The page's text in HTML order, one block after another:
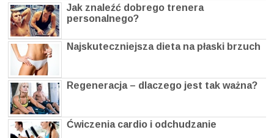
Jak znaleźć dobrego trenera
personalnego?
Najskuteczniejsza dieta na płaski brzuch
Regeneracja – dlaczego jest tak ważna?
Ćwiczenia cardio i odchudzanie